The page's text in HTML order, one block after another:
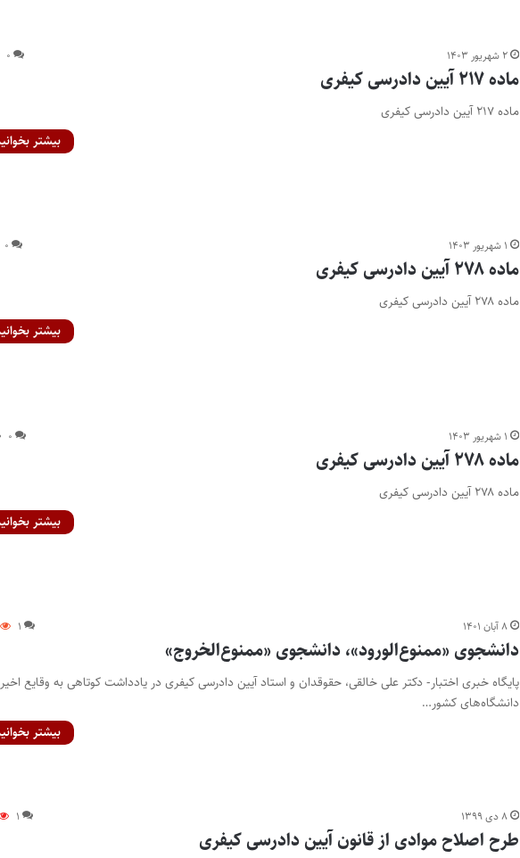
۲ شهریور ۱۴۰۳ ۰
ماده ۲۱۷ آیین دادرسی کیفری
ماده ۲۱۷ آیین دادرسی کیفری
بیشتر
۱ شهریور ۱۴۰۳ ۰
ماده ۲۷۸ آیین دادرسی کیفری
ماده ۲۷۸ آیین دادرسی کیفری
بیشتر
۱ شهریور ۱۴۰۳ ۰
ماده ۲۷۸ آیین دادرسی کیفری
ماده ۲۷۸ آیین دادرسی کیفری
بیشتر
۸ آبان ۱۴۰۱ ۱
دانشجوی «ممنوع‌الورود»، دانشجوی «ممنوع‌الخروج»
پایگاه خبری اختبار- دکتر علی خالقی، حقوقدان و استاد آیین دادرسی کیفری در یادداشت کوتاهی به وقایع اخیر
دانشگاه‌های کشور…
بیشتر
۸ دی ۱۳۹۹ ۱
طرح اصلاح موادی از قانون آیین دادرسی کیفری